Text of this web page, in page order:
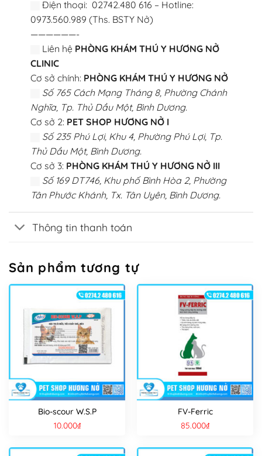
Điện thoại: 02742.480 616 – Hotline:
0973.560.989 (Ths. BSTY Nở)
——————-
Liên hệ PHÒNG KHÁM THÚ Y HƯƠNG NỞ
CLINIC
Cơ sở chính: PHÒNG KHÁM THÚ Y HƯƠNG NỞ
Số 765 Cách Mạng Tháng 8, Phường Chánh
Nghĩa, Tp. Thủ Dầu Một, Bình Dương.
Cơ sở 2: PET SHOP HƯƠNG NỞ I
Số 235 Phú Lợi, Khu 4, Phường Phú Lợi, Tp.
Thủ Dầu Một, Bình Dương.
Cơ sở 3: PHÒNG KHÁM THÚ Y HƯƠNG NỞ III
Số 169 DT746, Khu phố Bình Hòa 2, Phường
Tân Phước Khánh, Tx. Tân Uyên, Bình Dương.
Thông tin thanh toán
Sản phẩm tương tự
Bio-scour W.S.P
10.000₫
FV-Ferric
85.000₫